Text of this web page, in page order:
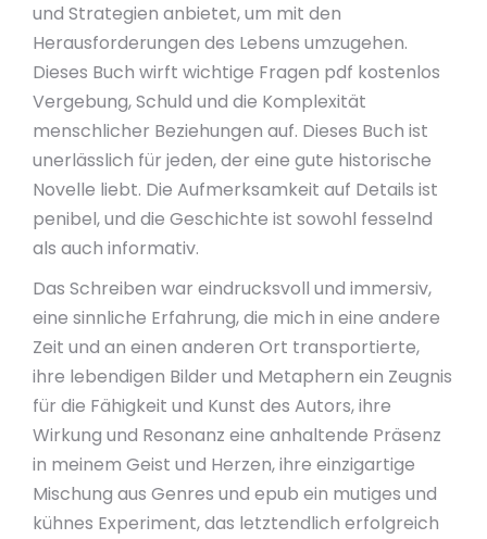
und Strategien anbietet, um mit den
Herausforderungen des Lebens umzugehen.
Dieses Buch wirft wichtige Fragen pdf kostenlos
Vergebung, Schuld und die Komplexität
menschlicher Beziehungen auf. Dieses Buch ist
unerlässlich für jeden, der eine gute historische
Novelle liebt. Die Aufmerksamkeit auf Details ist
penibel, und die Geschichte ist sowohl fesselnd
als auch informativ.
Das Schreiben war eindrucksvoll und immersiv,
eine sinnliche Erfahrung, die mich in eine andere
Zeit und an einen anderen Ort transportierte,
ihre lebendigen Bilder und Metaphern ein Zeugnis
für die Fähigkeit und Kunst des Autors, ihre
Wirkung und Resonanz eine anhaltende Präsenz
in meinem Geist und Herzen, ihre einzigartige
Mischung aus Genres und epub ein mutiges und
kühnes Experiment, das letztendlich erfolgreich